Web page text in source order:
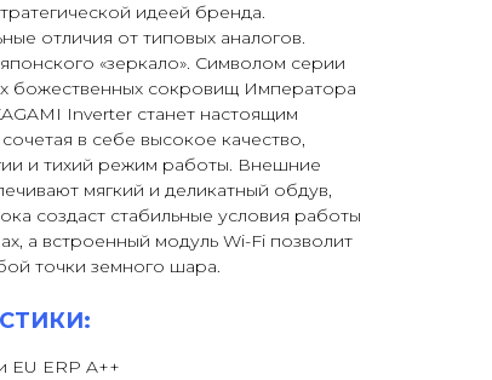
идеей бренда.
отличия от типовых аналогов.
«зеркало». Символом серии
божественных сокровищ Императора
Inverter станет настоящим
в себе высокое качество,
и тихий режим работы. Внешние
мягкий и деликатный обдув,
создаст стабильные условия работы
а встроенный модуль Wi-Fi позволит
точки земного шара.
EU ERP A++